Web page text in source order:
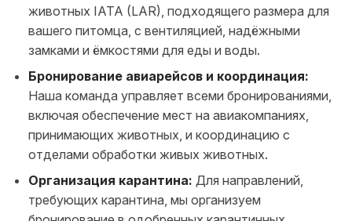
животных IATA (LAR), подходящего размера для
вашего питомца, с вентиляцией, надёжными
замками и ёмкостями для еды и воды.
Бронирование авиарейсов и координация:
Наша команда управляет всеми бронированиями,
включая обеспечение мест на авиакомпаниях,
принимающих животных, и координацию с
отделами обработки живых животных.
Организация карантина: Для направлений,
требующих карантина, мы организуем